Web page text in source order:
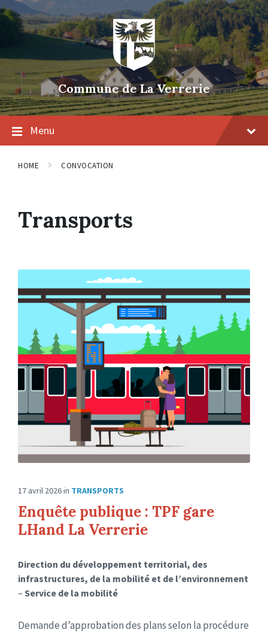
Skip
to
content
Skip
to
main
navigation
Skip
to
footer
Commune de La Verrerie
Menu
HOME CONVOCATION
Transports
17 avril 2026in TRANSPORTS
Enquête publique : TPF gare
LHand La Verrerie
Direction du développement territorial, des
infrastructures, de la mobilité et de l’environnement
– Service de la mobilité
Demande d’approbation des plans selon la procédure